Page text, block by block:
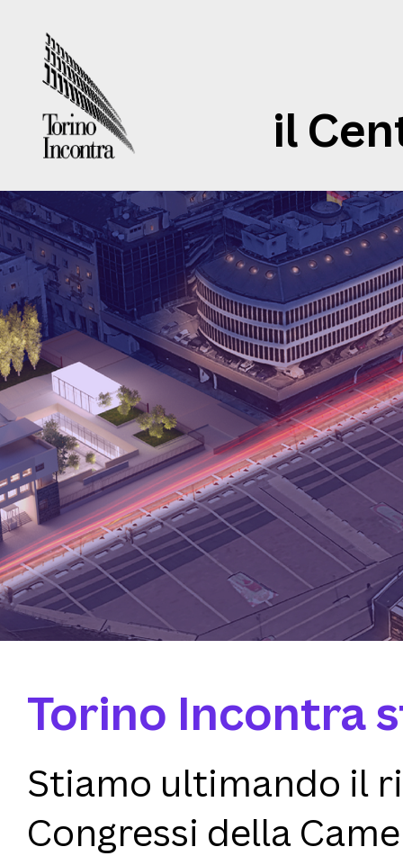
il
Torino Incontra
Stiamo ultimando il
Congressi della